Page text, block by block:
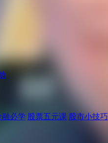
融必学 股票五元课 股市小技巧